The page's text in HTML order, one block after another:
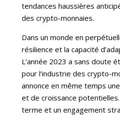
tendances haussières
des crypto-monnaies.
Dans un monde en
résilience et la capacité
L’année 2023 a sans doute
pour l’industrie des crypto-
annonce en même temps
et de croissance
terme et un engagement